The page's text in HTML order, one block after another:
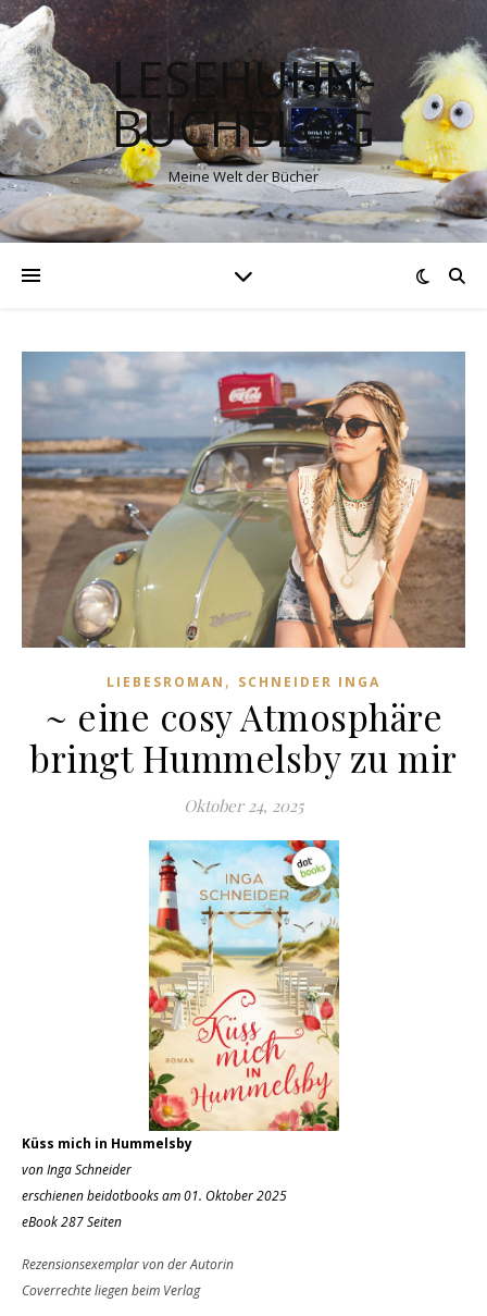
LESEHUHN-
BUCHBLOG
Meine Welt der Bücher
LIEBESROMAN , SCHNEIDER INGA
~ eine cosy Atmosphäre
bringt Hummelsby zu mir
Oktober 24, 2025
Küss mich in Hummelsby
von Inga Schneider
erschienen beidotbooks am 01. Oktober 2025
eBook 287 Seiten
Rezensionsexemplar von der Autorin
Coverrechte liegen beim Verlag